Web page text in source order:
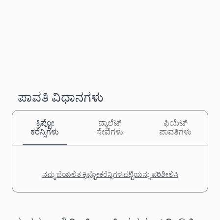
ಪಾವತಿ ವಿಧಾನಗಳು
ಕ್ರಿಪ್ಟೋ
ಕರೆನ್ಸಿಗಳು
ವ್ಯಾಲೆಟ್
ಸೇವೆಗಳು
ಫಿಯೆಟ್
ಪಾವತಿಗಳು
ನಮ್ಮ ಬೆಂಬಲಿತ ಕ್ರಿಪ್ಟೋಕರೆನ್ಸಿಗಳ ಪಟ್ಟಿಯನ್ನು ಪರಿಶೀಲಿಸಿ